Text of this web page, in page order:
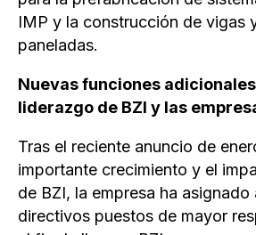
IMP y la construcción de vigas
paneladas.
Nuevas funciones
liderazgo de BZI y las
Tras el reciente anuncio de
importante crecimiento y el
de BZI, la empresa ha
directivos puestos de mayor